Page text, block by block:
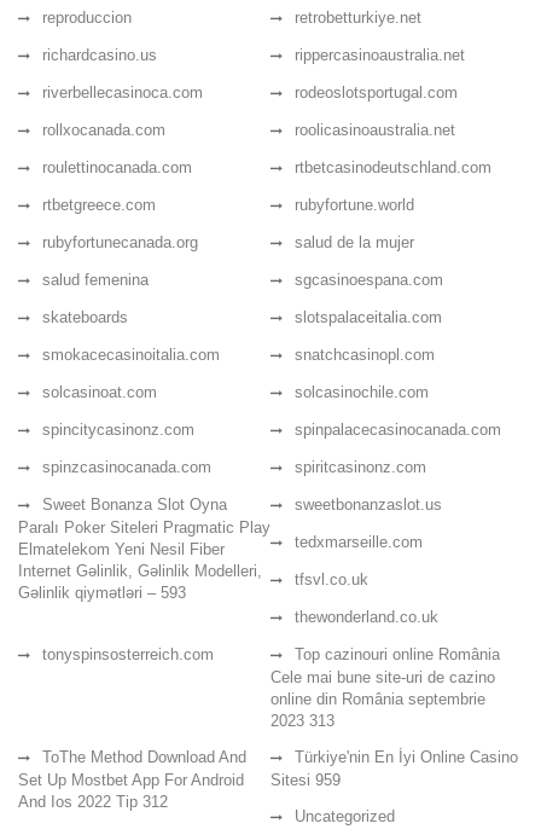
reproduccion retrobetturkiye.net
richardcasino.us rippercasinoaustralia.net
riverbellecasinoca.com rodeoslotsportugal.com
rollxocanada.com roolicasinoaustralia.net
roulettinocanada.com rtbetcasinodeutschland.com
rtbetgreece.com rubyfortune.world
rubyfortunecanada.org salud de la mujer
salud femenina sgcasinoespana.com
skateboards slotspalaceitalia.com
smokacecasinoitalia.com snatchcasinopl.com
solcasinoat.com solcasinochile.com
spincitycasinonz.com spinpalacecasinocanada.com
spinzcasinocanada.com spiritcasinonz.com
Sweet Bonanza Slot Oyna
Paralı Poker Siteleri Pragmatic Play
Elmatelekom Yeni Nesil Fiber
Internet Gəlinlik, Gəlinlik Modelleri,
Gəlinlik qiymətləri – 593
sweetbonanzaslot.us
tedxmarseille.com
tfsvl.co.uk
thewonderland.co.uk
tonyspinsosterreich.com
Top cazinouri online România
Cele mai bune site-uri de cazino
online din România septembrie
2023 313
ToThe Method Download And
Set Up Mostbet App For Android
And Ios 2022 Tip 312
Türkiye'nin En İyi Online Casino
Sitesi 959
Uncategorized